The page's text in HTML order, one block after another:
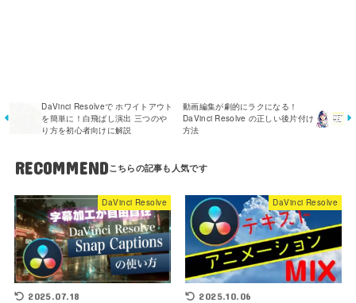
DaVinci Resolveで ホワイトアウト
を簡単に！白飛ばし演出 三つのや
り方を初心者向けに解説
動画編集が劇的にラクになる！
DaVinci Resolve の正しい後片付け
方法
RECOMMEND
DaVinci Resolve
2025.07.18
DaVinci Resolve
2025.10.06